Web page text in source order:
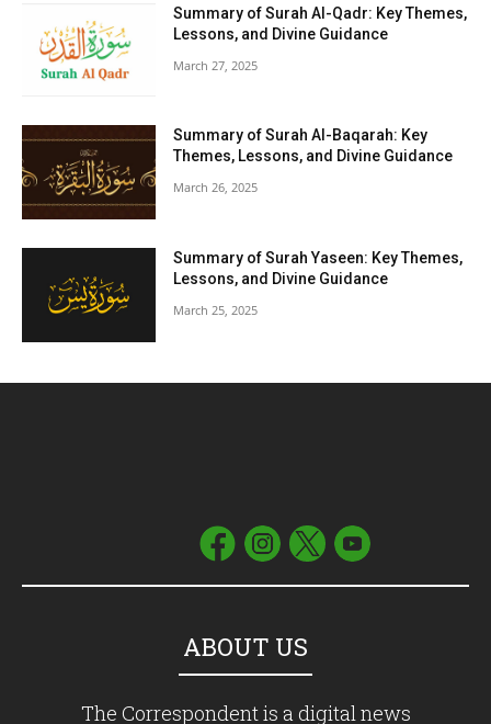
Summary of Surah Al-Qadr: Key Themes,
Lessons, and Divine Guidance
March 27, 2025
Summary of Surah Al-Baqarah: Key
Themes, Lessons, and Divine Guidance
March 26, 2025
Summary of Surah Yaseen: Key Themes,
Lessons, and Divine Guidance
March 25, 2025
ABOUT US
The Correspondent is a digital news